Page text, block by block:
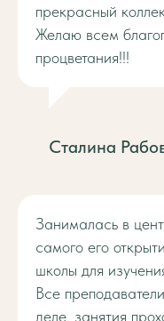
прекрасный
Желаю всем
процветания!!!
Сталина
Занималась в
самого его
школы для
Все
деле, занятия